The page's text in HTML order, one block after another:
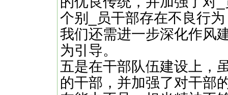
个别_员干部存在不良行
我们还需进一步深化作风
为引导。
五是在干部队伍建设上，
的干部，并加强了对干部